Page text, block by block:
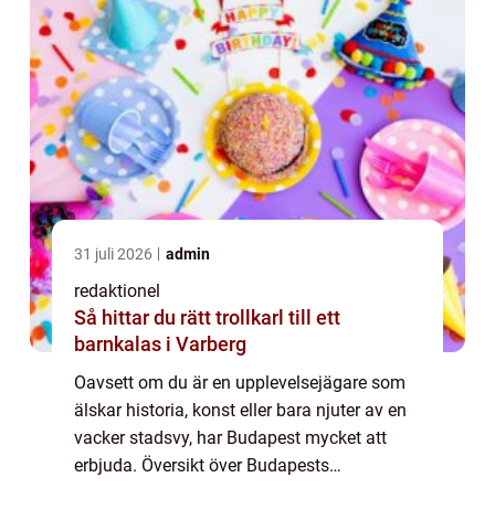
31 juli 2026 admin
redaktionel
Så hittar du rätt trollkarl till ett
barnkalas i Varberg
Oavsett om du är en upplevelsejägare som
älskar historia, konst eller bara njuter av en
vacker stadsvy, har Budapest mycket att
erbjuda. Översikt över Budapests